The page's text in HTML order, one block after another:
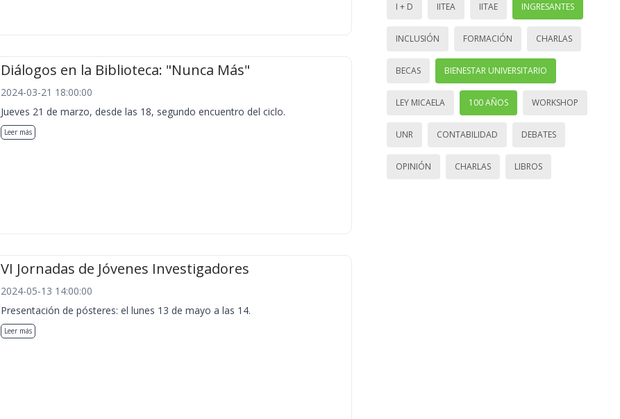
Diálogos en la Biblioteca: "Nunca Más"
2024-03-21 18:00:00
Jueves 21 de marzo, desde las 18, segundo encuentro del ciclo.
Leer más
VI Jornadas de Jóvenes Investigadores
2024-05-13 14:00:00
Presentación de pósteres: el lunes 13 de mayo a las 14.
Leer más
I + D IITEA IITAE INGRESANTES
INCLUSIÓN FORMACIÓN CHARLAS
BECAS BIENESTAR UNIVERSITARIO
LEY MICAELA 100 AÑOS WORKSHOP
UNR CONTABILIDAD DEBATES
OPINIÓN CHARLAS LIBROS